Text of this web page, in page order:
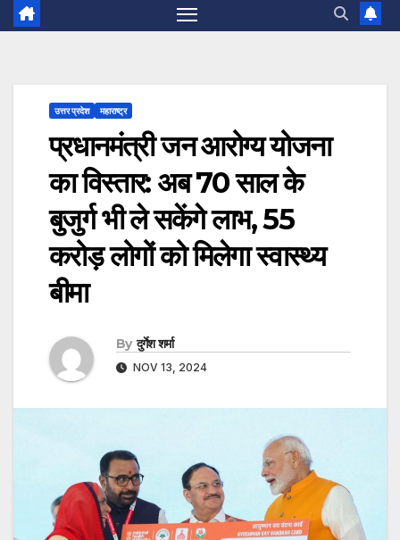
उत्तर प्रदेश महाराष्ट्र
प्रधानमंत्री जन आरोग्य योजना
का विस्तार: अब 70 साल के
बुजुर्ग भी ले सकेंगे लाभ, 55
करोड़ लोगों को मिलेगा स्वास्थ्य
बीमा
By दुर्गेश शर्मा
NOV 13, 2024